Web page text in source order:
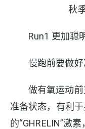
秋
Run1 更加聪
慢跑前要做
做有氧运动
准备状态，有利
的“GHRELIN”激